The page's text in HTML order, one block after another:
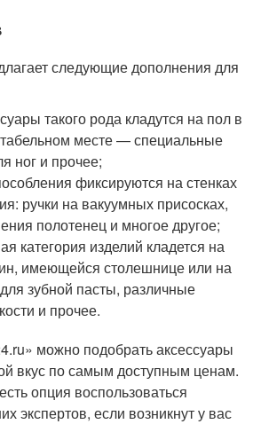
следующие дополнения для
такого рода кладутся на пол в
месте — специальные
ног и прочее;
фиксируются на стенках
ручки на вакуумных присосках,
полотенец и многое другое;
категория изделий кладется на
имеющейся столешнице или на
зубной пасты, различные
и прочее.
можно подобрать аксессуары
вкус по самым доступным ценам.
опция воспользоваться
экспертов, если возникнут у вас